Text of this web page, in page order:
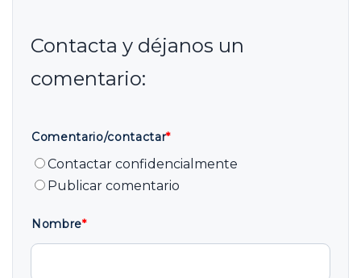
Comentario/contactar*
Contactar confidencialmente
Publicar comentario
Nombre*